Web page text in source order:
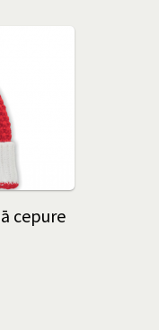
cepure